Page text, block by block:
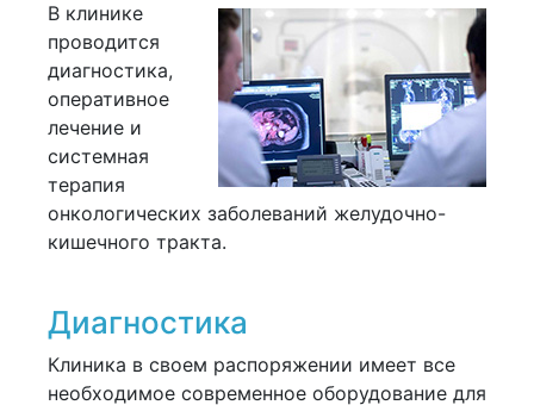
В клинике
проводится
диагностика,
оперативное
лечение и
системная
терапия
онкологических заболеваний желудочно-
кишечного тракта.
Диагностика
Клиника в своем распоряжении имеет все
необходимое современное оборудование для